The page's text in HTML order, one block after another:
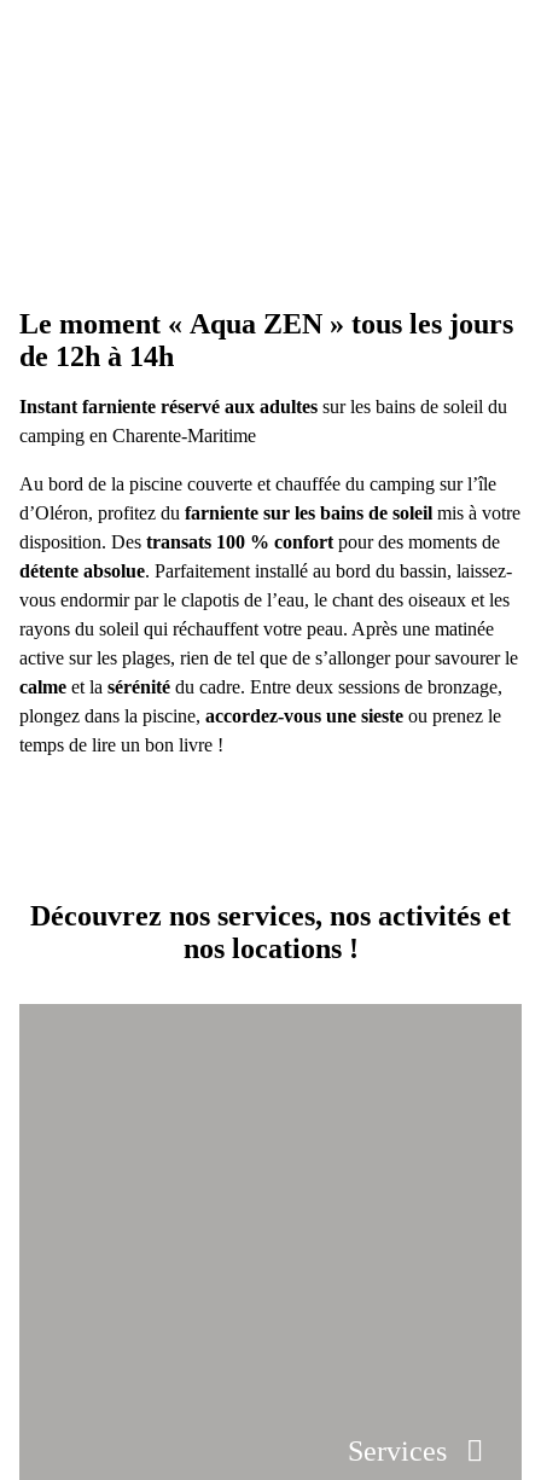
Le moment « Aqua ZEN » tous les jours
de 12h à 14h
Instant farniente réservé aux adultes sur les bains de soleil du
camping en Charente-Maritime
Au bord de la piscine couverte et chauffée du camping sur l’île
d’Oléron, profitez du farniente sur les bains de soleil mis à votre
disposition. Des transats 100 % confort pour des moments de
détente absolue. Parfaitement installé au bord du bassin, laissez-
vous endormir par le clapotis de l’eau, le chant des oiseaux et les
rayons du soleil qui réchauffent votre peau. Après une matinée
active sur les plages, rien de tel que de s’allonger pour savourer le
calme et la sérénité du cadre. Entre deux sessions de bronzage,
plongez dans la piscine, accordez-vous une sieste ou prenez le
temps de lire un bon livre !
Découvrez nos services, nos activités et
nos locations !
Services